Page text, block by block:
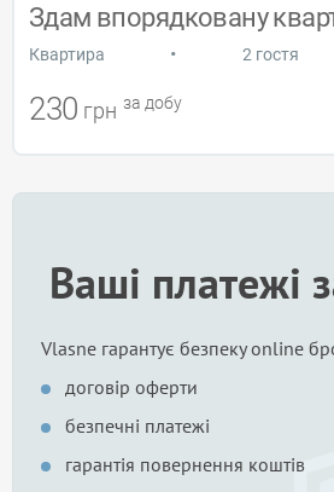
Здам впорядковану
Квартира • 2 гостя
230 грн за добу
Ваші платежі
Vlasne гарантує безпеку online
договір оферти
безпечні платежі
гарантія повернення коштів